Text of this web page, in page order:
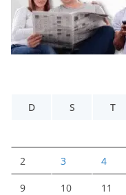
D
S T
2 3 4
9 10 11